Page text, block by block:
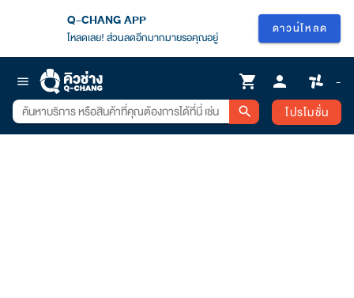
Q-CHANG APP
โหลดเลย! ส่วนลดอีกมากมายรอคุณอยู่
ดาวน์โหลด
menu shopping_cart person -
search โปรโมชั่น